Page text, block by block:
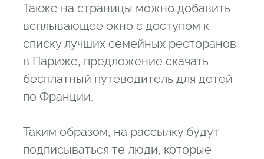
Также на страницы можно добавить
всплывающее окно с доступом к
списку лучших семейных ресторанов
в Париже, предложение скачать
бесплатный путеводитель для детей
по Франции.
Таким образом, на рассылку будут
подписываться те люди, которые